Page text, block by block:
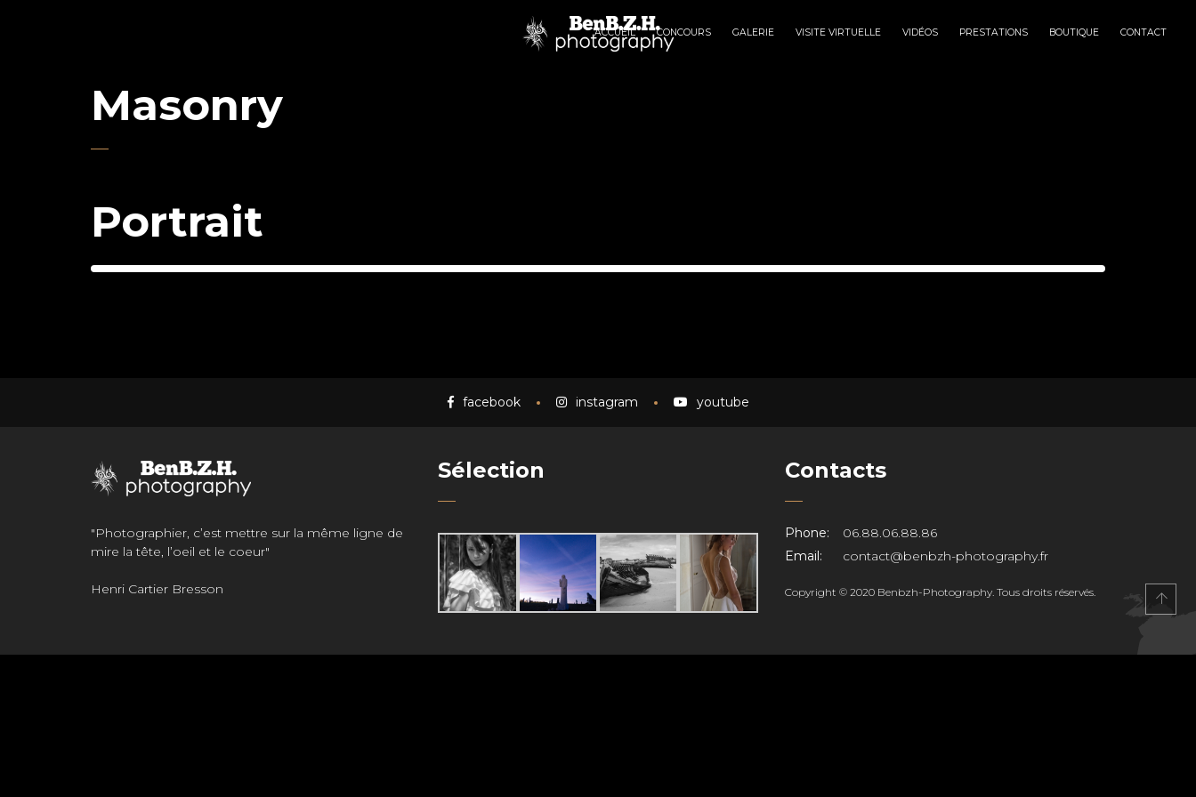
ACCUEIL CONCOURS GALERIE VISITE VIRTUELLE VIDÉOS PRESTATIONS BOUTIQUE CONTACT
Masonry
Portrait
facebook instagram youtube
"Photographier, c’est mettre sur la même ligne de
mire la tête, l’oeil et le coeur"
Henri Cartier Bresson
Sélection Contacts
Phone:
06.88.06.88.86
Email:
contact@benbzh-photography.fr
Copyright © 2020 Benbzh-Photography. Tous droits réservés.